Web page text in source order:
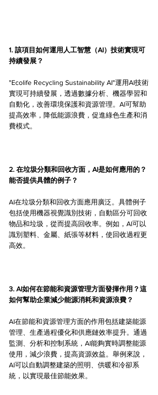
1. 該項目如何運用人工智慧（AI）技術實現可
持續發展？
"Ecolife Recycling Sustainability AI"運用AI技術
實現可持續發展，透過數據分析、機器學習和
自動化，改善環境保護和資源管理。AI可幫助
提高效率，降低能源浪費，促進綠色生產和消
費模式。
2. 在垃圾分類和回收方面，AI是如何應用的？
能否提供具體的例子？
AI在垃圾分類和回收方面應用廣泛。具體例子
包括使用機器視覺識別技術，自動區分可回收
物品和垃圾，從而提高回收率。例如，AI可以
識別塑料、金屬、紙張等材料，使回收過程更
高效。
3. AI如何在節能和資源管理方面發揮作用？這
如何幫助企業減少能源消耗和資源浪費？
AI在節能和資源管理方面的作用包括建築能源
管理、生產過程優化和供應鏈效率提升。通過
監測、分析和控制系統，AI能夠實時調整能源
使用，減少浪費，提高資源效益。舉例來說，
AI可以自動調整建築的照明、供暖和冷卻系
統，以實現最佳節能效果。